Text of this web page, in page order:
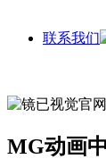
联系我们
MG动画